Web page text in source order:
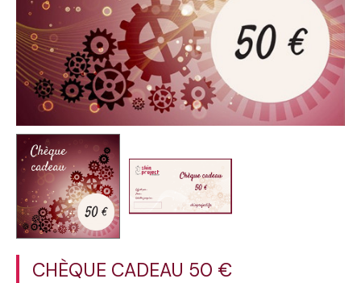
CHÈQUE CADEAU 50 €